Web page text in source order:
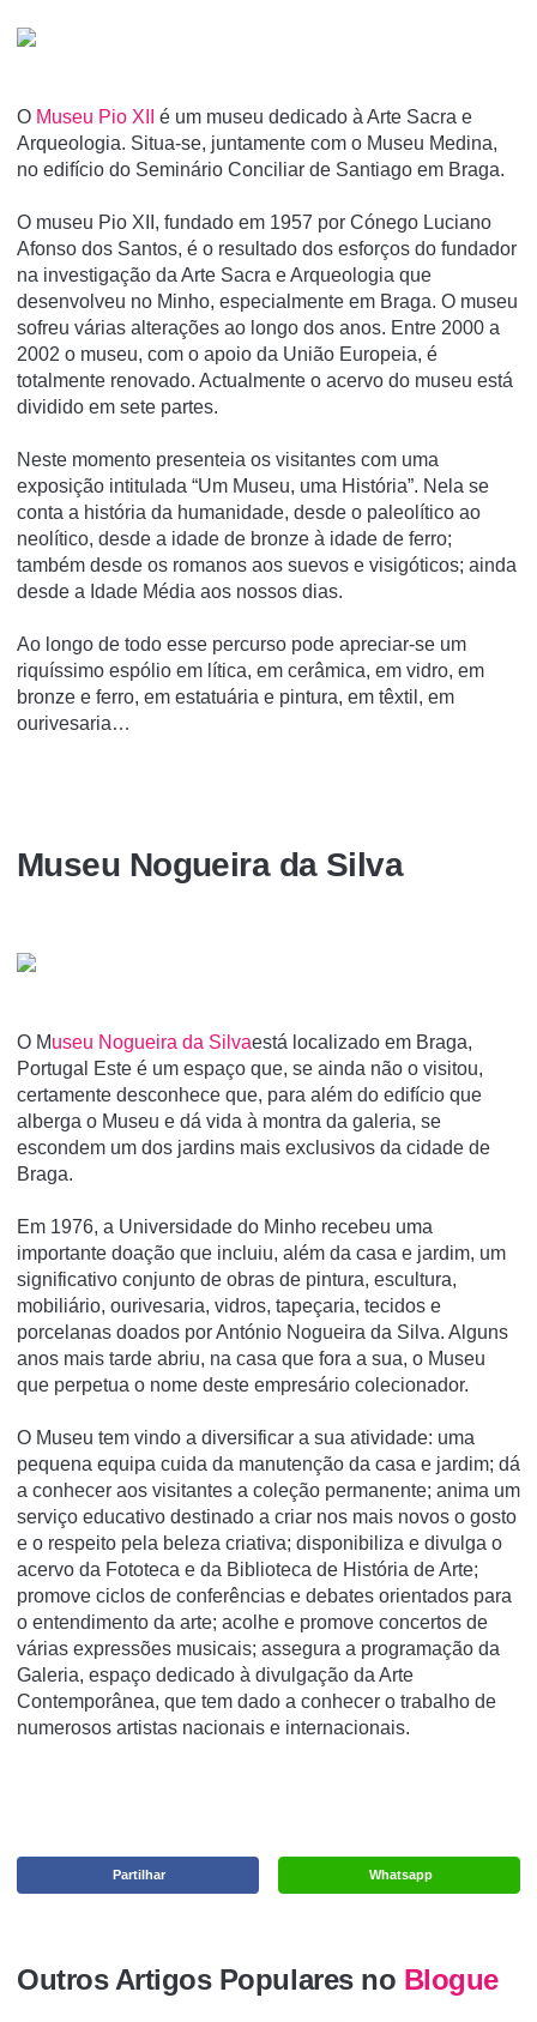
O Museu Pio XII
é um museu dedicado à Arte Sacra e
Arqueologia. Situa-se, juntamente com o Museu Medina,
no edifí­cio do Seminário Conciliar de Santiago em Braga.
O museu Pio XII, fundado em 1957 por Cónego Luciano
Afonso dos Santos, é o resultado dos esforços do fundador
na investigação da Arte Sacra e Arqueologia que
desenvolveu no Minho, especialmente em Braga. O museu
sofreu várias alterações ao longo dos anos. Entre 2000 a
2002 o museu, com o apoio da União Europeia, é
totalmente renovado. Actualmente o acervo do museu está
dividido em sete partes.
Neste momento presenteia os visitantes com uma
exposição intitulada “Um Museu, uma História”. Nela se
conta a história da humanidade, desde o paleolítico ao
neolítico, desde a idade de bronze à idade de ferro;
também desde os romanos aos suevos e visigóticos; ainda
desde a Idade Média aos nossos dias.
Ao longo de todo esse percurso pode apreciar-se um
riquíssimo espólio em lítica, em cerâmica, em vidro, em
bronze e ferro, em estatuária e pintura, em têxtil, em
ourivesaria…
Museu Nogueira da Silva
O Museu Nogueira da Silvaestá localizado em Braga,
Portugal Este é um espaço que, se ainda não o visitou,
certamente desconhece que, para além do edifício que
alberga o Museu e dá vida à montra da galeria, se
escondem um dos jardins mais exclusivos da cidade de
Braga.
Em 1976, a Universidade do Minho recebeu uma
importante doação que incluiu, além da casa e jardim, um
significativo conjunto de obras de pintura, escultura,
mobiliário, ourivesaria, vidros, tapeçaria, tecidos e
porcelanas doados por António Nogueira da Silva. Alguns
anos mais tarde abriu, na casa que fora a sua, o Museu
que perpetua o nome deste empresário colecionador.
O Museu tem vindo a diversificar a sua atividade: uma
pequena equipa cuida da manutenção da casa e jardim; dá
a conhecer aos visitantes a coleção permanente; anima um
serviço educativo destinado a criar nos mais novos o gosto
e o respeito pela beleza criativa; disponibiliza e divulga o
acervo da Fototeca e da Biblioteca de História de Arte;
promove ciclos de conferências e debates orientados para
o entendimento da arte; acolhe e promove concertos de
várias expressões musicais; assegura a programação da
Galeria, espaço dedicado à divulgação da Arte
Contemporânea, que tem dado a conhecer o trabalho de
numerosos artistas nacionais e internacionais.
Whatsapp
Partilhar
Outros Artigos Populares no Blogue